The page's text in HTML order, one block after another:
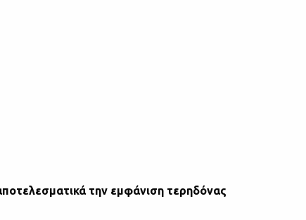
την εμφάνιση τερηδόνας